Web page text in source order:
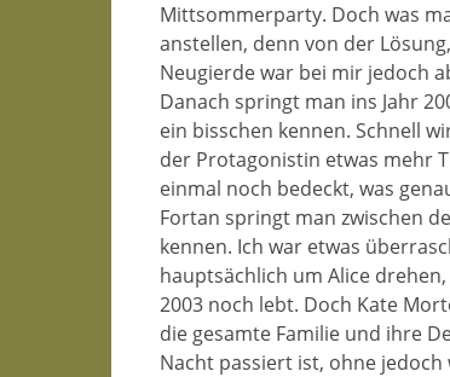
Mittsommerparty. Doch was
anstellen, denn von der
Neugierde war bei mir jedoch
Danach springt man ins Jahr
ein bisschen kennen. Schnell
der Protagonistin etwas mehr
einmal noch bedeckt, was
Fortan springt man zwischen
kennen. Ich war etwas
hauptsächlich um Alice
2003 noch lebt. Doch Kate
die gesamte Familie und ihre
Nacht passiert ist, ohne